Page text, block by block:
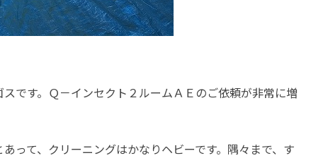
です。Ｑ－インセクト２ルームＡＥのご依頼が非常に増
って、クリーニングはかなりヘビーです。隅々まで、す